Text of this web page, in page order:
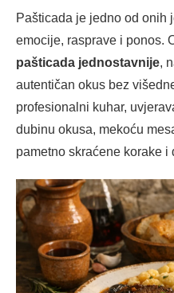
Pašticada je jedno od onih
emocije, rasprave i ponos.
pašticada jednostavnije,
autentičan okus bez
profesionalni kuhar,
dubinu okusa, mekoću
pametno skraćene korake i